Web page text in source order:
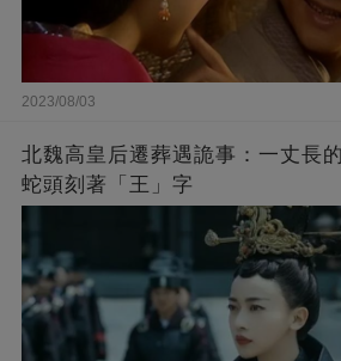
2023/08/03
北魏高皇后遷葬遇詭事：一丈長
蛇頭刻著「王」字